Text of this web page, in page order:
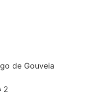
de Gouveia
2